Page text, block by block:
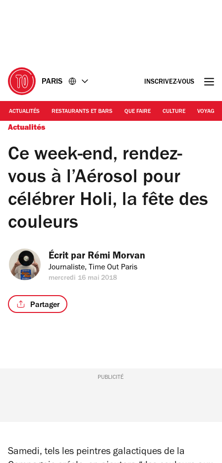
PARIS INSCRIVEZ-VOUS
ACTUALITÉS RESTAURANTS ET BARS QUE FAIRE CULTURE VOYAGE
Actualités
Ce week-end, rendez-
vous à l’Aérosol pour
célébrer Holi, la fête des
couleurs
Écrit par Rémi Morvan
Journaliste, Time Out Paris
mercredi 16 mai 2018
Partager
PUBLICITÉ
Samedi, tels les peintres galactiques de la